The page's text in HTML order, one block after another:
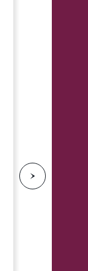
N
e
s
t
e
s
i
d
e